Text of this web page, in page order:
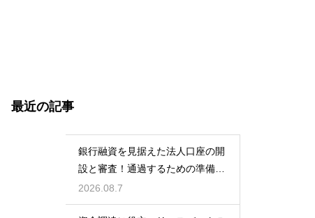
最近の記事
銀行融資を見据えた法人口座の開
設と審査！通過するための準備と
ポイント
2026.08.7